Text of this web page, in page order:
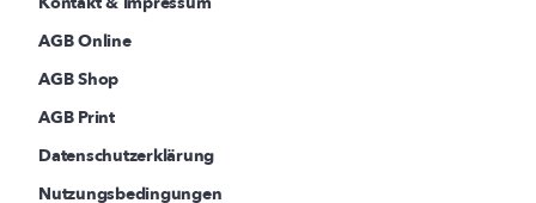
AGB Online
AGB Shop
AGB Print
Datenschutzerklärung
Nutzungsbedingungen